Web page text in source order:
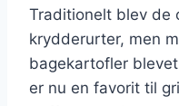
Traditionelt blev de
krydderurter, men
bagekartofler
er nu en favorit til